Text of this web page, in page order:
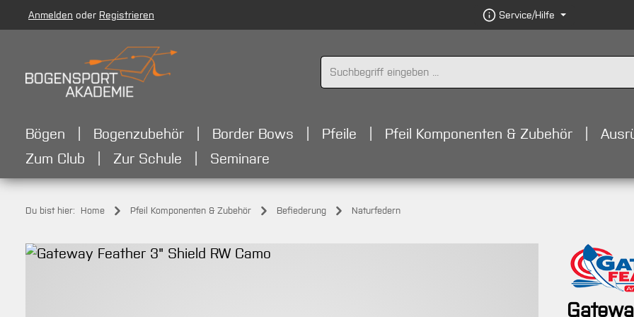
Hauptinhalt springen
Zur Suche springen
Zur Hauptnavigation springen
Anmelden oder Registrieren Service/Hilfe
Bögen Bogenzubehör Border Bows Pfeile Pfeil Komponenten & Zubehör
Zum Club
Zur Schule Seminare
Du bist hier: Home Pfeil Komponenten & Zubehör Befiederung Naturfedern
Bildergalerie überspringen